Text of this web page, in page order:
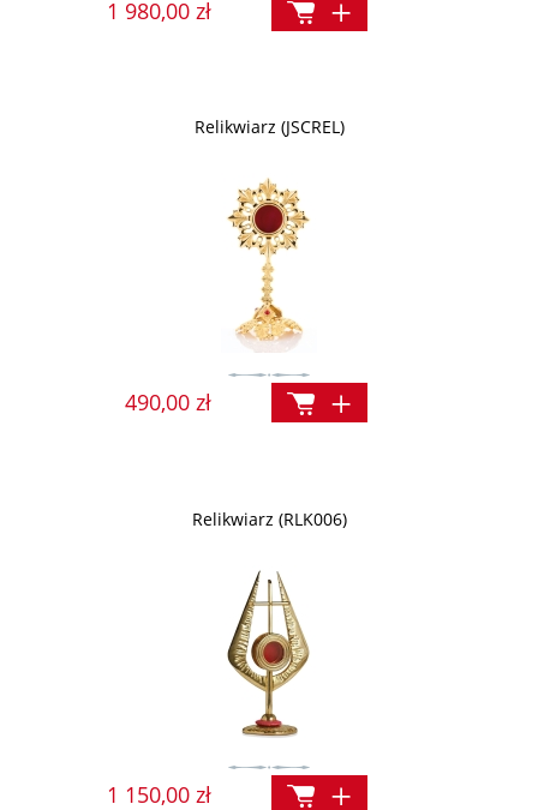
1 980,00 zł
Relikwiarz (JSCREL)
490,00 zł
Relikwiarz (RLK006)
1 150,00 zł